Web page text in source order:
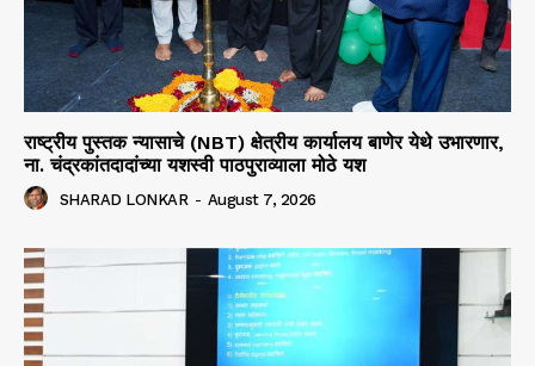
राष्ट्रीय पुस्तक न्यासाचे (NBT) क्षेत्रीय कार्यालय बाणेर येथे उभारणार,
ना. चंद्रकांतदादांच्या यशस्वी पाठपुराव्याला मोठे यश
SHARAD LONKAR - August 7, 2026